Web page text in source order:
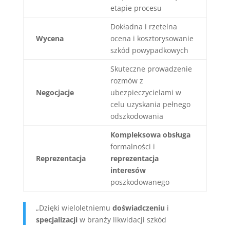
etapie procesu
Wycena
Dokładna i rzetelna
ocena i kosztorysowanie
szkód powypadkowych
Negocjacje
Skuteczne prowadzenie
rozmów z
ubezpieczycielami w
celu uzyskania pełnego
odszkodowania
Reprezentacja
Kompleksowa obsługa
formalności i
reprezentacja
interesów
poszkodowanego
„Dzięki wieloletniemu doświadczeniu i
specjalizacjiw branży likwidacji szkód